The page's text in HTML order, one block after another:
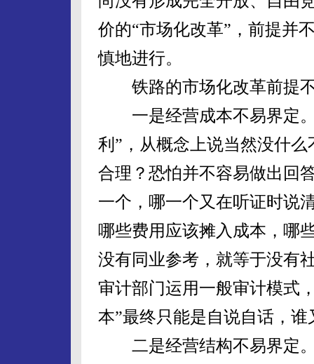
价的“市场化改革”，前提并
慎地进行。
铁路的市场化改革前提不
一是经营成本不易界定。
利”，从概念上说当然没什
合理？恐怕并不容易做出回
一个，哪一个又在听证时说
哪些费用应该摊入成本，哪
没有同业参考，就等于没有
审计部门运用一般审计模式
本”最终只能是自说自话，
二是经营结构不易界定。